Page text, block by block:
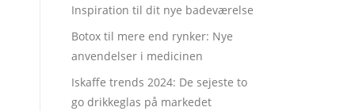
Inspiration til dit nye badeværelse
Botox til mere end rynker: Nye
anvendelser i medicinen
Iskaffe trends 2024: De sejeste to
go drikkeglas på markedet